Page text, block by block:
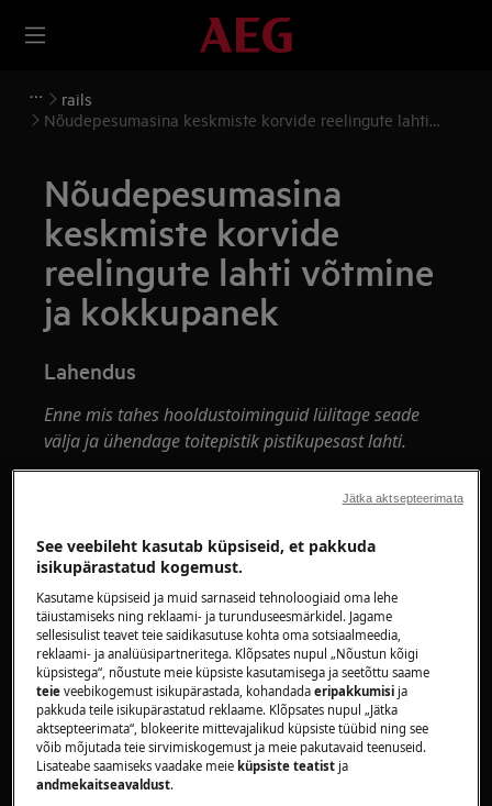
rails
Nõudepesumasina keskmiste korvide reelingute lahti
Nõudepesumasina
keskmiste korvide
reelingute lahti võtmine
ja kokkupanek
Lahendus
Enne mis tahes hooldustoiminguid lülitage seade
välja ja ühendage toitepistik pistikupesastlahti.
raskete seadmete jaoks on selle teisaldamiseks vaja
kahte inimest.
Kasutage alati kaitsekindaid ja kinniseid jalatseid.
Pange tähele, et iseremondimisel või
mitteprofessionaalsel remondil võivad olla ohutuse
tagajärjed, kui seda ei tehta õigesti
Söögiriistade salve ja keskmise korvi
lahtivõtmine ja kokkupanek
Protseduur on mõlema korvi jaoks sarnane ja
See veebileht kasutab küpsiseid, et pakkuda
isikupärastatud kogemust.
Kasutame küpsiseid ja muid sarnaseid tehnoloogiaid oma lehe
täiustamiseks ning reklaami- ja turunduseesmärkidel. Jagame
sellesisulist teavet teie saidikasutuse kohta oma sotsiaalmeedia,
reklaami- ja analüüsipartneritega. Klõpsates nupul „Nõustun kõigi
küpsistega“, nõustute meie küpsiste kasutamisega ja seetõttu saame
teie veebikogemust isikupärastada, kohandadaeripakkumisi ja
pakkuda teile isikupärastatud reklaame. Klõpsates nupul „Jätka
aktsepteerimata“, blokeerite mittevajalikud küpsiste tüübid ning see
võib mõjutada teie sirvimiskogemust ja meie pakutavaid teenuseid.
Lisateabe saamiseks vaadake meie küpsiste teatist ja
andmekaitseavaldust.
Jätka aktsepteerimata